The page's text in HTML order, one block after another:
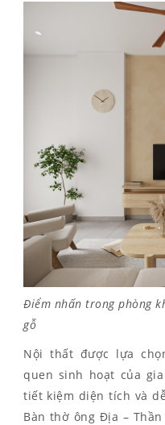
Điểm nhấn trong phòng
gỗ
Nội thất được lựa
quen sinh hoạt của
tiết kiệm diện tích và
Bàn thờ ông Địa –